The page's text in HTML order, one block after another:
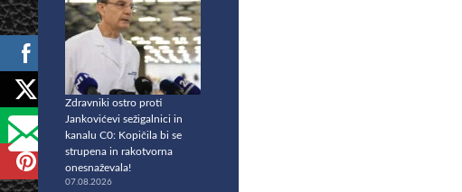
Zdravniki ostro proti
Jankovićevi sežigalnici in
kanalu C0: Kopičila bi se
strupena in rakotvorna
onesnaževala!
07.08.2026